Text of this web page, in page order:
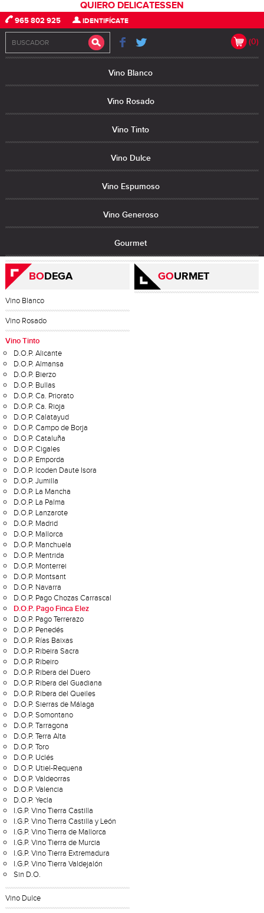
965 802 925 IDENTIFÍCATE
(0)
Vino Blanco
Vino Rosado
Vino Tinto
Vino Dulce
Vino Espumoso
Vino Generoso
Gourmet
QUIERO DELICATESSEN
BODEGA
Vino Blanco
Vino Rosado
Vino Tinto
D.O.P. Alicante
D.O.P. Almansa
D.O.P. Bierzo
D.O.P. Bullas
D.O.P. Ca. Priorato
D.O.P. Ca. Rioja
D.O.P. Calatayud
D.O.P. Campo de Borja
D.O.P. Cataluña
D.O.P. Cigales
D.O.P. Emporda
D.O.P. Icoden Daute Isora
D.O.P. Jumilla
D.O.P. La Mancha
D.O.P. La Palma
D.O.P. Lanzarote
D.O.P. Madrid
D.O.P. Mallorca
D.O.P. Manchuela
D.O.P. Mentrida
D.O.P. Monterrei
D.O.P. Montsant
D.O.P. Navarra
D.O.P. Pago Chozas Carrascal
D.O.P. Pago Finca Elez
D.O.P. Pago Terrerazo
D.O.P. Penedés
D.O.P. Rías Baixas
D.O.P. Ribeira Sacra
D.O.P. Ribeiro
D.O.P. Ribera del Duero
D.O.P. Ribera del Guadiana
D.O.P. Ribera del Queiles
D.O.P. Sierras de Málaga
D.O.P. Somontano
D.O.P. Tarragona
D.O.P. Terra Alta
D.O.P. Toro
D.O.P. Uclés
D.O.P. Utiel-Requena
D.O.P. Valdeorras
D.O.P. Valencia
D.O.P. Yecla
I.G.P. Vino Tierra Castilla
I.G.P. Vino Tierra Castilla y León
I.G.P. Vino Tierra de Mallorca
I.G.P. Vino Tierra de Murcia
I.G.P. Vino Tierra Extremadura
I.G.P. Vino Tierra Valdejalón
Sin D.O.
Vino Dulce
GOURMET